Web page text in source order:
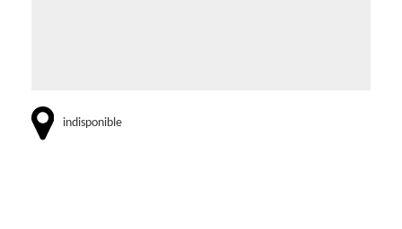
indisponible